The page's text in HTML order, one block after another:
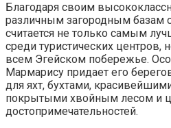
Благодаря своим
различным загородным базам
считается не только самым
среди туристических центров,
всем Эгейском побережье.
Мармарису придает его
для яхт, бухтами,
покрытыми хвойным лесом и
достопримечательностей.